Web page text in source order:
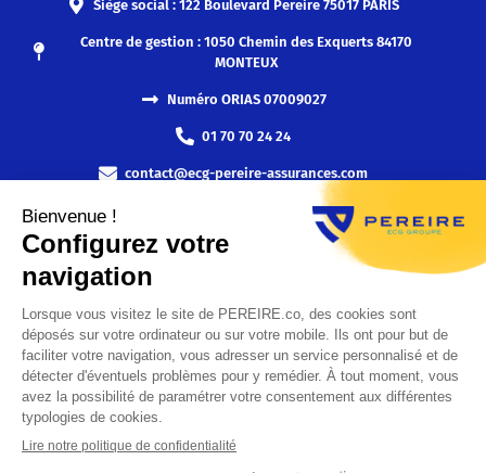
Siège social : 122 Boulevard Pereire 75017 PARIS
Centre de gestion : 1050 Chemin des Exquerts 84170
MONTEUX
Numéro ORIAS 07009027
01 70 70 24 24
contact@ecg-pereire-assurances.com
Abonnez-vous à notre newsletter
ENVOYER
Politique de confidentialité